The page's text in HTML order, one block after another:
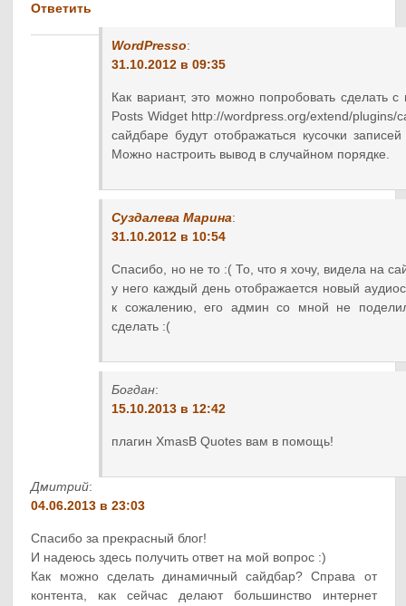
Ответить
WordPresso:
31.10.2012 в 09:35
Как вариант, это можно попробовать сделать
Posts Widget http://wordpress.org/extend/plugins/
сайдбаре будут отображаться кусочки
Можно настроить вывод в случайном порядке.
Суздалева Марина:
31.10.2012 в 10:54
Спасибо, но не то :( То, что я хочу, видела на
у него каждый день отображается новый
к сожалению, его админ со мной не
сделать :(
Богдан:
15.10.2013 в 12:42
плагин XmasB Quotes вам в помощь!
Дмитрий:
04.06.2013 в 23:03
Спасибо за прекрасный блог!
И надеюсь здесь получить ответ на мой вопрос :)
Как можно сделать динамичный сайдбар? Справа от
контента, как сейчас делают большинство интернет